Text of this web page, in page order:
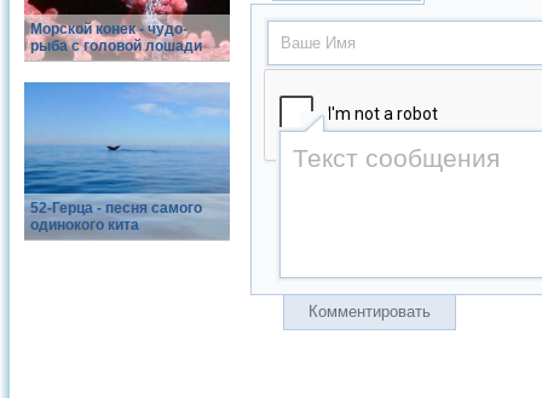
Морской конек - чудо-
рыба с головой лошади
52-Герца - песня самого
одинокого кита
Комментировать